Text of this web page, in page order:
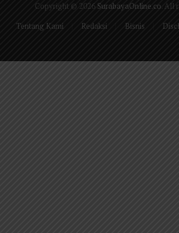
Copyright © 2026 SurabayaOnline.co . All
Tentang Kami
Redaksi Bisnis